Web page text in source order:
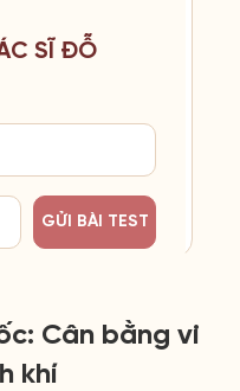
SĨ ĐỖ
GỬI BÀI TEST
Cân bằng vi
khí